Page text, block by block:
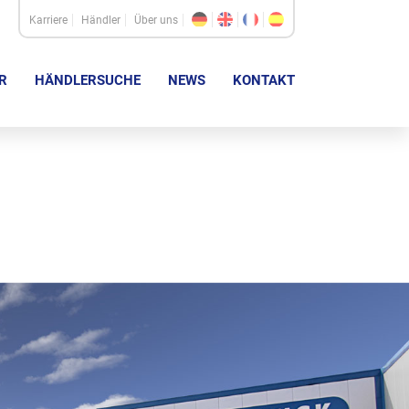
Karriere Händler Über uns
HÄNDLERSUCHE NEWS KONTAKT